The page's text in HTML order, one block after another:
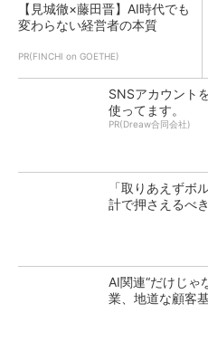
【見城徹×藤田晋】AI時代でも
変わらない経営者の本質
PR(FINCHI on GOETHE)
SNSアカウント
使ってます。
PR(Dreaw合同会社)
「取りあえず
計で押さえるべ
AI関連“だけじゃ
業、地道な顧客